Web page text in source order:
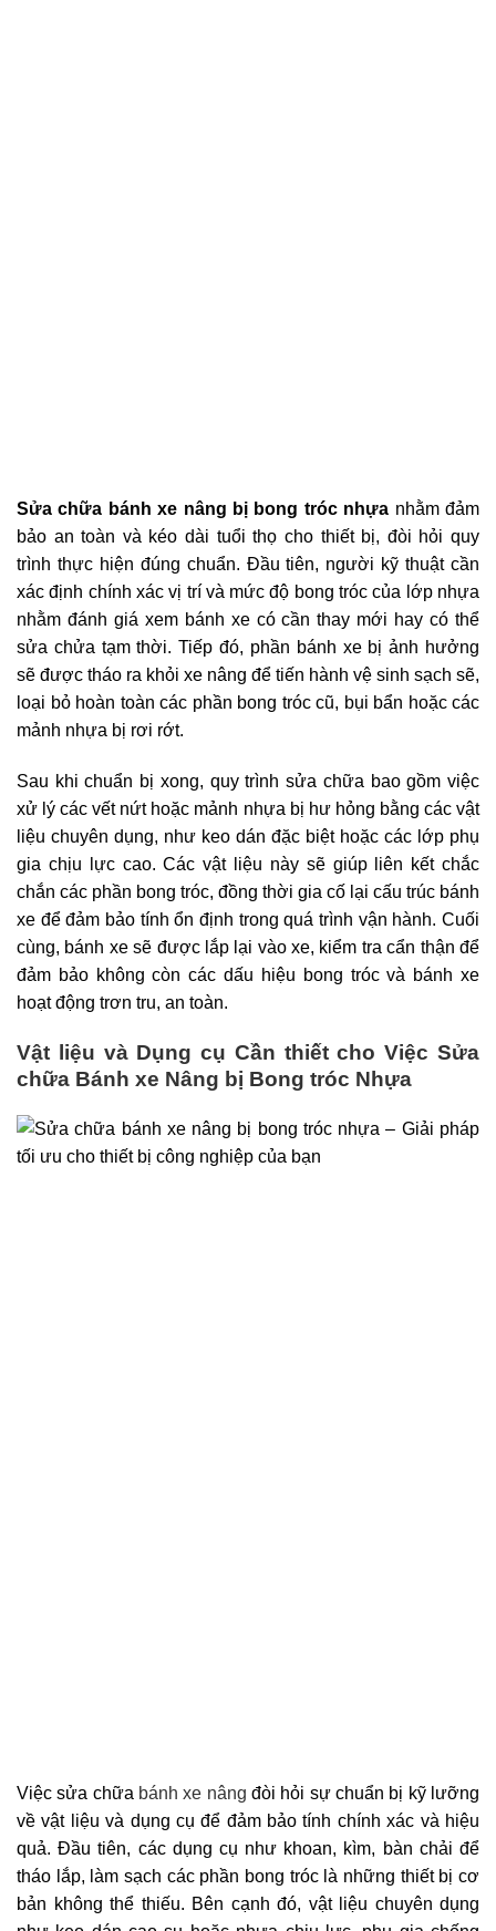
Sửa chữa bánh xe nâng bị bong tróc nhựa nhằm đảm
bảo an toàn và kéo dài tuổi thọ cho thiết bị, đòi hỏi quy
trình thực hiện đúng chuẩn. Đầu tiên, người kỹ thuật cần
xác định chính xác vị trí và mức độ bong tróc của lớp nhựa
nhằm đánh giá xem bánh xe có cần thay mới hay có thể
sửa chửa tạm thời. Tiếp đó, phần bánh xe bị ảnh hưởng
sẽ được tháo ra khỏi xe nâng để tiến hành vệ sinh sạch sẽ,
loại bỏ hoàn toàn các phần bong tróc cũ, bụi bẩn hoặc các
mảnh nhựa bị rơi rớt.
Sau khi chuẩn bị xong, quy trình sửa chữa bao gồm việc
xử lý các vết nứt hoặc mảnh nhựa bị hư hỏng bằng các vật
liệu chuyên dụng, như keo dán đặc biệt hoặc các lớp phụ
gia chịu lực cao. Các vật liệu này sẽ giúp liên kết chắc
chắn các phần bong tróc, đồng thời gia cố lại cấu trúc bánh
xe để đảm bảo tính ổn định trong quá trình vận hành. Cuối
cùng, bánh xe sẽ được lắp lại vào xe, kiểm tra cẩn thận để
đảm bảo không còn các dấu hiệu bong tróc và bánh xe
hoạt động trơn tru, an toàn.
Vật liệu và Dụng cụ Cần thiết cho Việc Sửa
chữa Bánh xe Nâng bị Bong tróc Nhựa
Việc sửa chữa bánh xe nâng đòi hỏi sự chuẩn bị kỹ lưỡng
về vật liệu và dụng cụ để đảm bảo tính chính xác và hiệu
quả. Đầu tiên, các dụng cụ như khoan, kìm, bàn chải để
tháo lắp, làm sạch các phần bong tróc là những thiết bị cơ
bản không thể thiếu. Bên cạnh đó, vật liệu chuyên dụng